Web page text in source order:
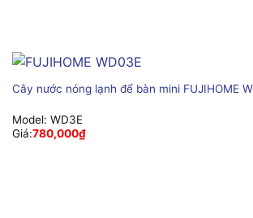
Cây nước nóng lạnh để bàn mini FUJIHOME
Model: WD3E
Giá:780,000₫